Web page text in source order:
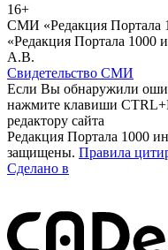
16+
СМИ «Редакция Портала
«Редакция Портала 1000
А.В.
Свидетельство СМИ
Если Вы обнаружили
нажмите клавиши
редактору сайта
Редакция Портала 1000
защищены. Правила
Сделано в